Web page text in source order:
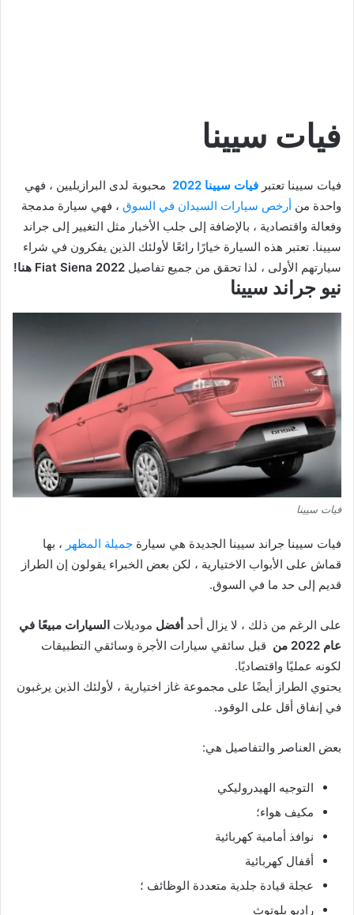
فيات سيينا
فيات سيينا تعتبر فيات سيينا 2022
محبوبة لدى البرازيليين ، فهي
واحدة من أرخص سيارات السيدان في السوق ، فهي سيارة مدمجة
وفعالة واقتصادية ، بالإضافة إلى جلب الأخبار مثل التغيير إلى جراند
سيينا. تعتبر هذه السيارة خيارًا رائعًا لأولئك الذين يفكرون في شراء
سيارتهم الأولى ، لذا تحقق من جميع تفاصيل Fiat Siena 2022 هنا!
نيو جراند سيينا
فيات سيينا
فيات سيينا جراند سيينا الجديدة هي سيارة جميلة المظهر ، بها
قماش على الأبواب الاختيارية ، لكن بعض الخبراء يقولون إن الطراز
قديم إلى حد ما في السوق.
على الرغم من ذلك ، لا يزال أحد أفضل موديلات السيارات مبيعًا في
عام 2022 من
قبل سائقي سيارات الأجرة وسائقي التطبيقات
لكونه عمليًا واقتصاديًا.
يحتوي الطراز أيضًا على مجموعة غاز اختيارية ، لأولئك الذين يرغبون
في إنفاق أقل على الوقود.
بعض العناصر والتفاصيل هي:
التوجيه الهيدروليكي
مكيف هواء؛
نوافذ أمامية كهربائية
أقفال كهربائية
عجلة قيادة جلدية متعددة الوظائف ؛
راديو بلوتوث